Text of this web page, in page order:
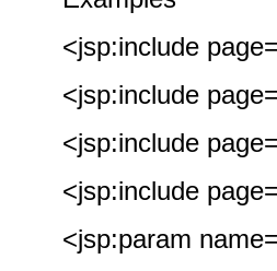
<jsp:include
<jsp:include
<jsp:include
<jsp:include
<jsp:param